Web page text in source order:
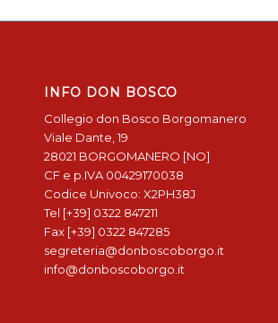
INFO DON BOSCO
Collegio don Bosco Borgomanero
Viale Dante, 19
28021 BORGOMANERO [NO]
CF e p.IVA 00429170038
Codice Univoco: X2PH38J
Tel [+39] 0322 847211
Fax [+39] 0322 847285
segreteria@donboscoborgo.it
info@donboscoborgo.it